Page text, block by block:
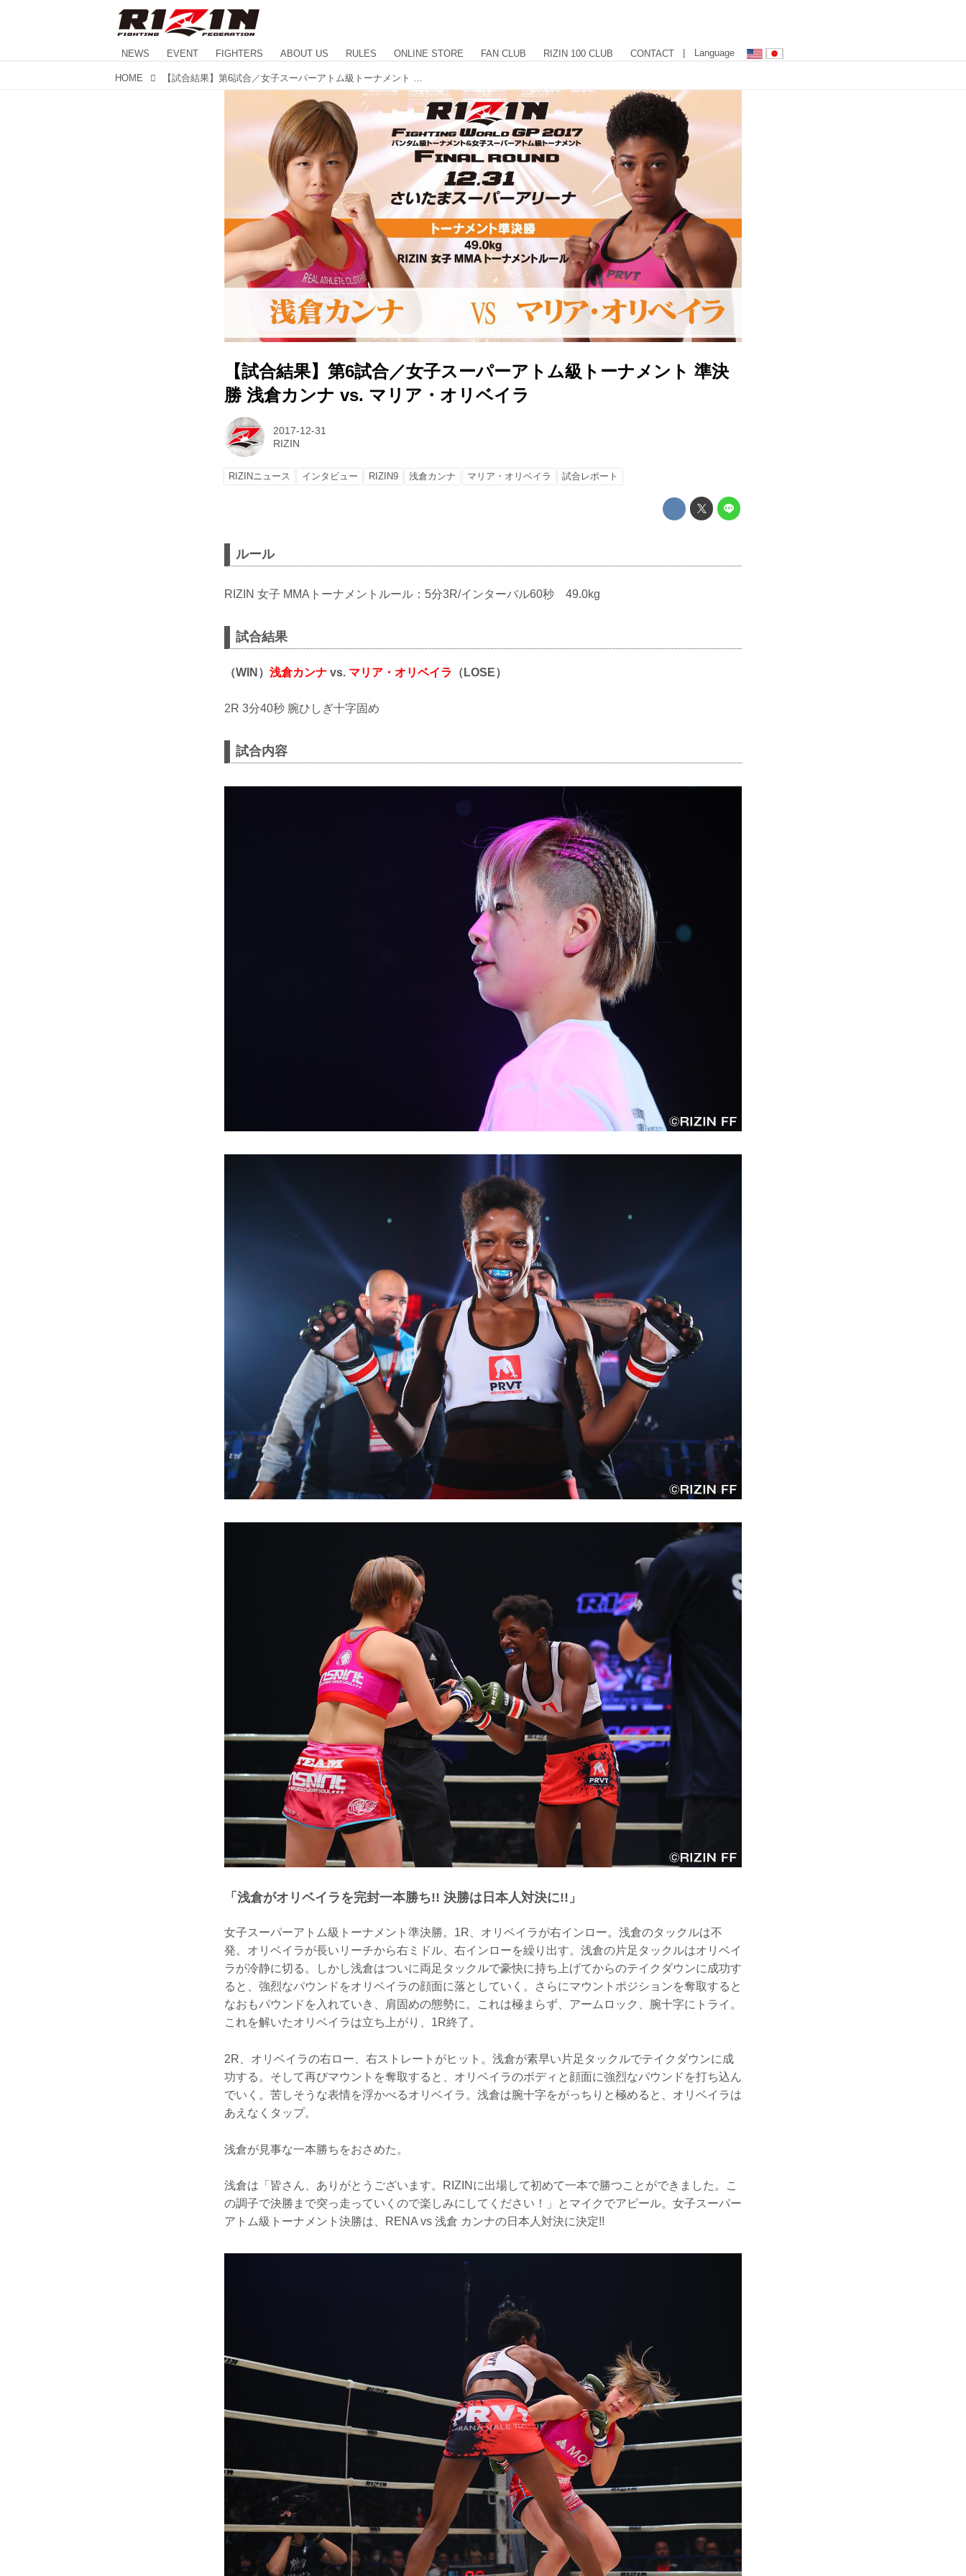
NEWS EVENT FIGHTERS ABOUT US RULES ONLINE STORE FAN CLUB RIZIN 100 CLUB CONTACT | Language
HOME
【試合結果】第6試合／女子スーパーアトム級トーナメント 準決
勝 浅倉カンナ vs. マリア・オリベイラ
2017-12-31
RIZIN
RIZINニュース インタビュー RIZIN9 浅倉カンナ マリア・オリベイラ 試合レポート
ルール
RIZIN 女子 MMAトーナメントルール：5分3R/インターバル60秒 49.0kg
試合結果
（WIN） 浅倉カンナ vs. マリア・オリベイラ （LOSE）
2R 3分40秒 腕ひしぎ十字固め
試合内容
「浅倉がオリベイラを完封一本勝ち!! 決勝は日本人対決に!!」
女子スーパーアトム級トーナメント準決勝。1R、オリベイラが右インロー。浅倉のタックルは不
発。オリベイラが長いリーチから右ミドル、右インローを繰り出す。浅倉の片足タックルはオリベイ
ラが冷静に切る。しかし浅倉はついに両足タックルで豪快に持ち上げてからのテイクダウンに成功す
ると、強烈なパウンドをオリベイラの顔面に落としていく。さらにマウントポジションを奪取すると
なおもパウンドを入れていき、肩固めの態勢に。これは極まらず、アームロック、腕十字にトライ。
これを解いたオリベイラは立ち上がり、1R終了。
2R、オリベイラの右ロー、右ストレートがヒット。浅倉が素早い片足タックルでテイクダウンに成
功する。そして再びマウントを奪取すると、オリベイラのボディと顔面に強烈なパウンドを打ち込ん
でいく。苦しそうな表情を浮かべるオリベイラ。浅倉は腕十字をがっちりと極めると、オリベイラは
あえなくタップ。
浅倉が見事な一本勝ちをおさめた。
浅倉は「皆さん、ありがとうございます。RIZINに出場して初めて一本で勝つことができました。こ
の調子で決勝まで突っ走っていくので楽しみにしてください！」とマイクでアピール。女子スーパー
アトム級トーナメント決勝は、RENA vs 浅倉 カンナの日本人対決に決定!!